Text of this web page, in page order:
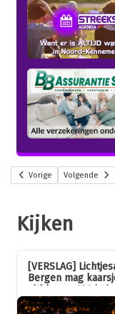
Vorige Volgende
Kijken
[VERSLAG]
Bergen mag
uitblazen: 100 jarig
jubileum!